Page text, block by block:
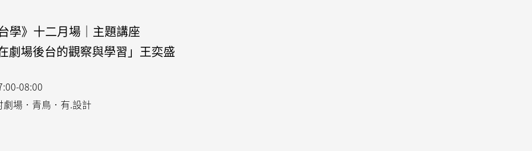
學》十二月場｜主題講座
劇場後台的觀察與學習」王奕盛
08:00
劇場．青鳥．有.設計